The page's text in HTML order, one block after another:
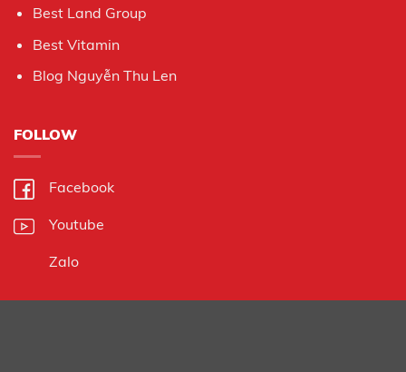
Best Land Group
Best Vitamin
Blog Nguyễn Thu Len
FOLLOW
Facebook
Youtube
Zalo